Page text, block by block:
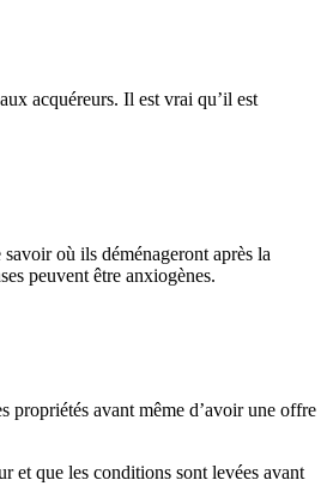
acquéreurs. Il est vrai qu’il est
où ils déménageront après la
peuvent être anxiogènes.
propriétés avant même d’avoir une offre
et que les conditions sont levées avant